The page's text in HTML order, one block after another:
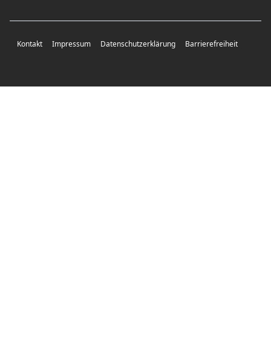
Kontakt Impressum Datenschutzerklärung Barrierefreiheit